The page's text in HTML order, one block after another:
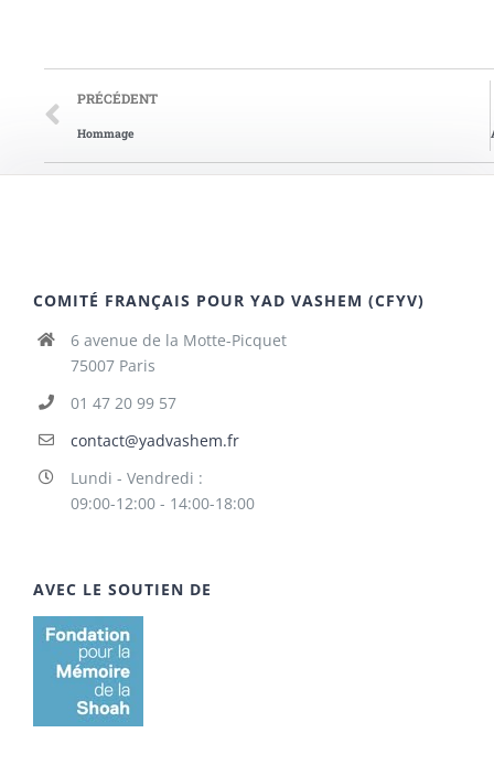
PRÉCÉDENT
Hommage
COMITÉ FRANÇAIS POUR YAD VASHEM (CFYV)
6 avenue de la Motte-Picquet
75007 Paris
01 47 20 99 57
contact@yadvashem.fr
Lundi - Vendredi :
09:00-12:00 - 14:00-18:00
AVEC LE SOUTIEN DE